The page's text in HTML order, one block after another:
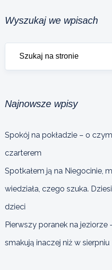
Wyszukaj we wpisach
Najnowsze wpisy
Spokój na pokładzie – o
czarterem
Spotkałem ją na Niegocinie,
wiedziała, czego szuka.
dzieci
Pierwszy poranek na
smakują inaczej niż w sierpniu